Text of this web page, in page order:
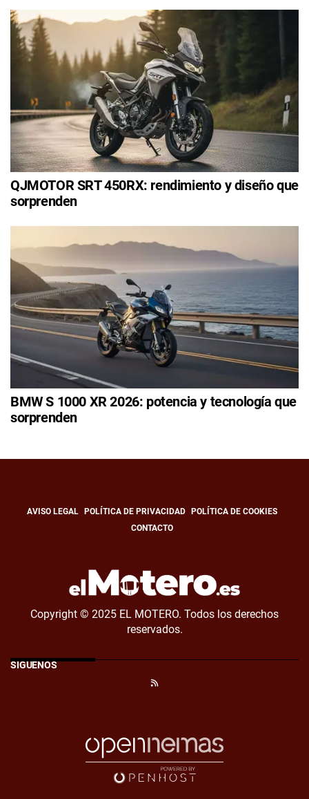
QJMOTOR SRT 450RX: rendimiento y diseño que
sorprenden
BMW S 1000 XR 2026: potencia y tecnología que
sorprenden
AVISO LEGAL POLÍTICA DE PRIVACIDAD
POLÍTICA DE COOKIES
CONTACTO
Copyright © 2025 EL MOTERO. Todos los derechos
reservados.
SÍGUENOS